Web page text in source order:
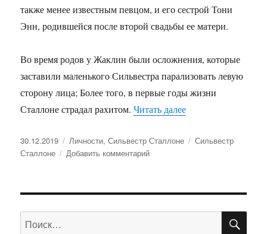
также менее известным певцом, и его сестрой Тони
Энн, родившейся после второй свадьбы ее матери.
Во время родов у Жаклин были осложнения, которые
заставили маленького Сильвестра парализовать левую
сторону лица; Более того, в первые годы жизни
Сталлоне страдал рахитом. Читать далее
Опубликовано
30.12.2019 Рубрики
Личности,Сильвестр Сталлоне Метки
Сильвестр
Сталлоне
Добавить комментарий
Сталлоне
Искать: